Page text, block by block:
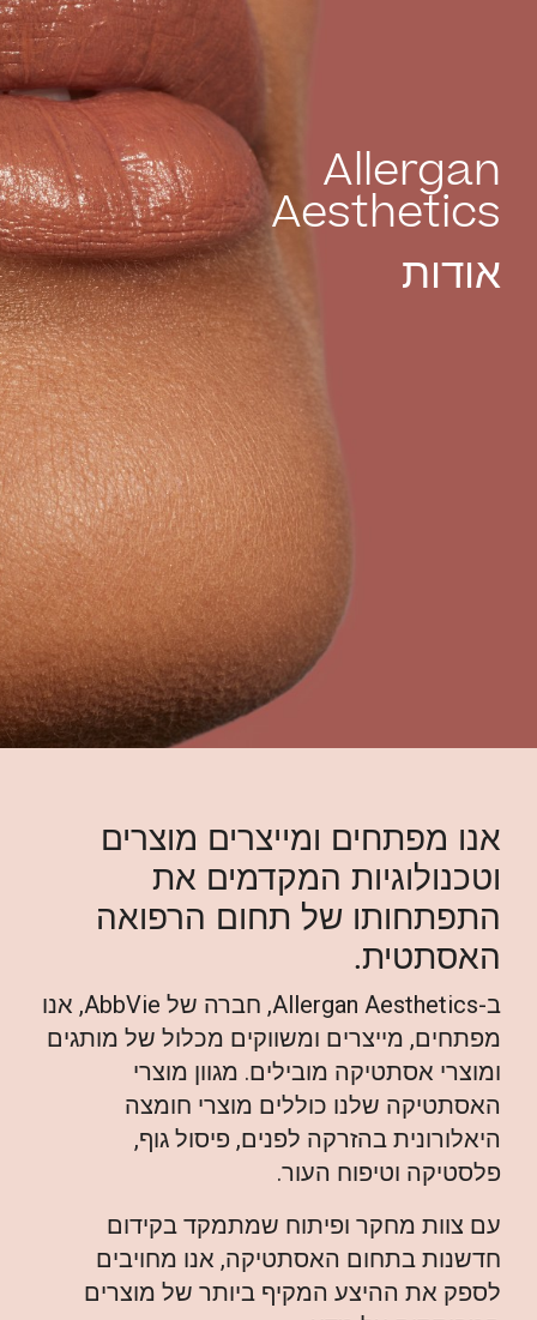
Allergan
Aesthetics
אודות
אנו מפתחים ומייצרים מוצרים
וטכנולוגיות המקדמים את
התפתחותו של תחום הרפואה
האסתטית.
ב-Allergan Aesthetics, חברה של AbbVie, אנו
מפתחים, מייצרים ומשווקים מכלול של מותגים
ומוצרי אסתטיקה מובילים. מגוון מוצרי
האסתטיקה שלנו כוללים מוצרי חומצה
היאלורונית בהזרקה לפנים, פיסול גוף,
פלסטיקה וטיפוח העור.
עם צוות מחקר ופיתוח שמתמקד בקידום
חדשנות בתחום האסתטיקה, אנו מחויבים
לספק את ההיצע המקיף ביותר של מוצרים